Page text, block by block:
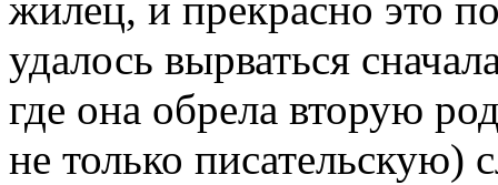
удалось вырваться
где она обрела вторую
не только писательскую)